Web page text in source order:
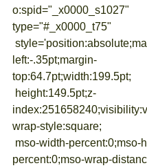
o:spid="_x0000_s1027"
type="#_x0000_t75"
left:-.35pt;margin-
top:64.7pt;width:199.5pt;
wrap-style:square;
percent:0;mso-wrap-